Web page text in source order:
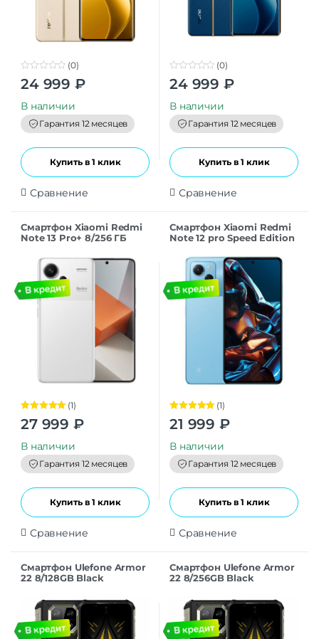
0
o
t
o
f
5
(0)
24 999 ₽
В наличии
Гарантия 12 месяцев
Купить в 1 клик
Сравнение
0
o
t
o
f
5
(0)
24 999 ₽
В наличии
Гарантия 12 месяцев
Купить в 1 клик
Сравнение
Смартфон Xiaomi Redmi
Note 13 Pro+ 8/256 ГБ
eSIM, moonlight white
Оценка 5.00
из 5
(1)
27 999 ₽
В наличии
Гарантия 12 месяцев
Купить в 1 клик
Сравнение
Смартфон Xiaomi Redmi
Note 12 pro Speed Edition
Оценка 5.00
из 5
(1)
21 999 ₽
В наличии
Гарантия 12 месяцев
Купить в 1 клик
Сравнение
Смартфон Ulefone Armor
22 8/128GB Black
Смартфон Ulefone Armor
22 8/256GB Black